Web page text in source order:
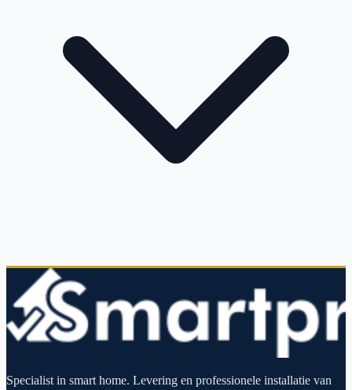
Specialist in smart home. Levering en professionele installatie van